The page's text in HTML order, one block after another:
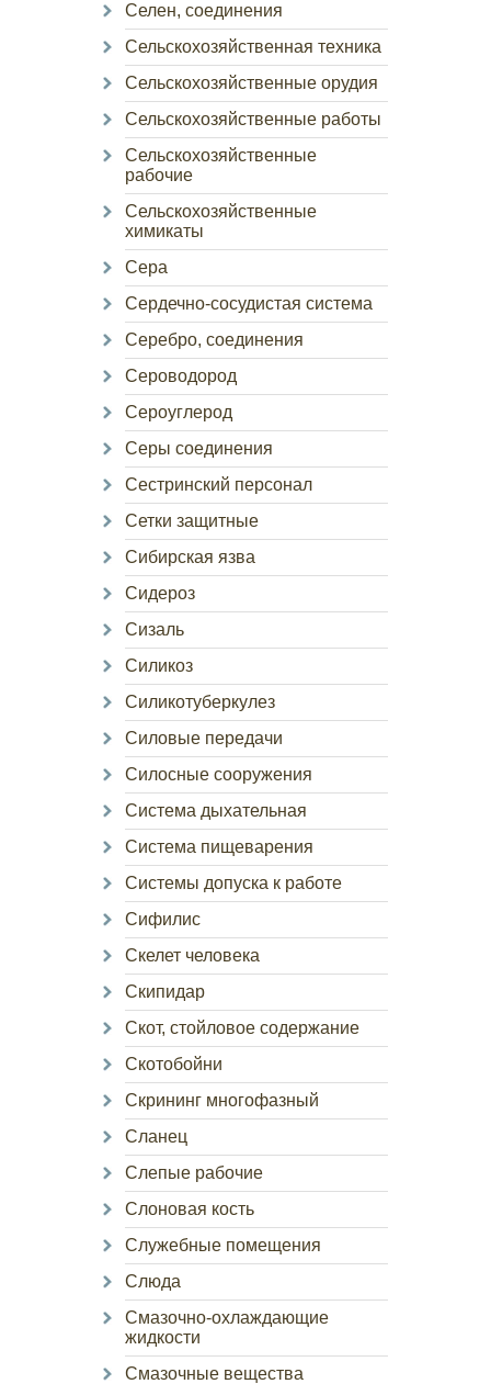
Селен, соединения
Сельскохозяйственная техника
Сельскохозяйственные орудия
Сельскохозяйственные работы
Сельскохозяйственные
рабочие
Сельскохозяйственные
химикаты
Сера
Сердечно-сосудистая система
Серебро, соединения
Сероводород
Сероуглерод
Серы соединения
Сестринский персонал
Сетки защитные
Сибирская язва
Сидероз
Сизаль
Силикоз
Силикотуберкулез
Силовые передачи
Силосные сооружения
Система дыхательная
Система пищеварения
Системы допуска к работе
Сифилис
Скелет человека
Скипидар
Скот, стойловое содержание
Скотобойни
Скрининг многофазный
Сланец
Слепые рабочие
Слоновая кость
Служебные помещения
Слюда
Смазочно-охлаждающие
жидкости
Смазочные вещества